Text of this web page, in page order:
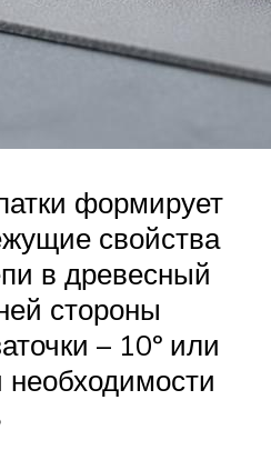
формирует
свойства
в древесный
стороны
– 10º или
необходимости